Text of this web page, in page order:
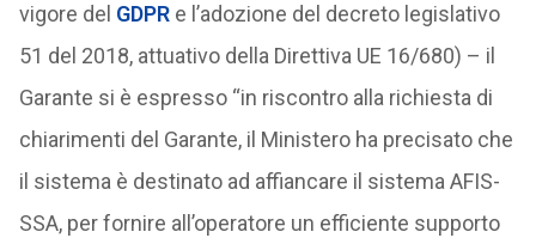
vigore del GDPRe l’adozione del decreto legislativo
51 del 2018, attuativo della Direttiva UE 16/680) – il
Garante si è espresso “in riscontro alla richiesta di
chiarimenti del Garante, il Ministero ha precisato che
il sistema è destinato ad affiancare il sistema AFIS-
SSA, per fornire all’operatore un efficiente supporto